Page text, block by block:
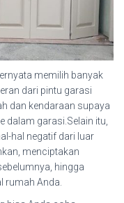
memilih banyak
dari pintu garasi
dan kendaraan supaya
dalam garasi.Selain itu,
hal negatif dari luar
menciptakan
hingga
rumah Anda.